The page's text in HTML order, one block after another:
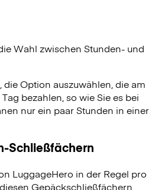
Wahl zwischen Stunden- und
die Option auszuwählen, die am
bezahlen, so wie Sie es bei
nur ein paar Stunden in einer
Schließfächern
LuggageHero in der Regel pro
Gepäckschließfächern